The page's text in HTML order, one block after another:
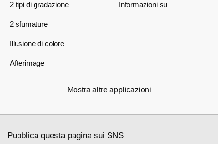
2 tipi di gradazione
2 sfumature
Illusione di colore
Afterimage
Informazioni su
Mostra altre applicazioni
Pubblica questa pagina sui SNS